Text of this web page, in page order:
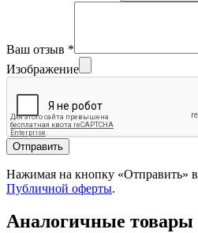
Ваш отзыв *
Изображение
Отправить
Нажимая на кнопку «Отправить»
Публичной оферты.
Аналогичные товары